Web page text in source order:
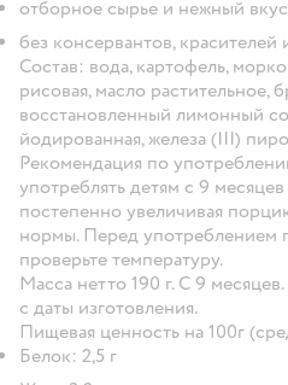
отборное сырье и нежный вкус
без консервантов,
Состав: вода, картофель,
рисовая, масло растительное,
восстановленный лимонный
йодированная, железа (III)
Рекомендация по
употреблять детям с 9
постепенно увеличивая
нормы. Перед употреблением
проверьте температуру.
Масса нетто 190 г. С 9
с даты изготовления.
Пищевая ценность на 100г
Белок: 2,5 г